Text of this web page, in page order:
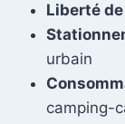
Liberté
urbain
camping-